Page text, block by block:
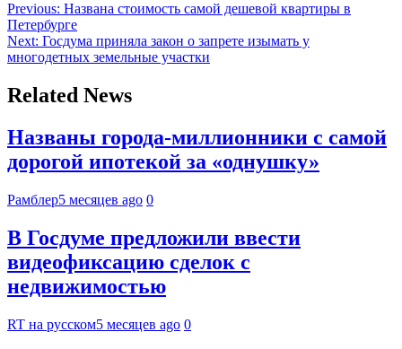
Previous: Названа стоимость самой дешевой квартиры в
Петербурге
Next: Госдума приняла закон о запрете изымать у
многодетных земельные участки
Related News
Названы города-миллионники с самой
дорогой ипотекой за «однушку»
Рамблер5 месяцев ago 0
В Госдуме предложили ввести
видеофиксацию сделок с
недвижимостью
RT на русском5 месяцев ago 0